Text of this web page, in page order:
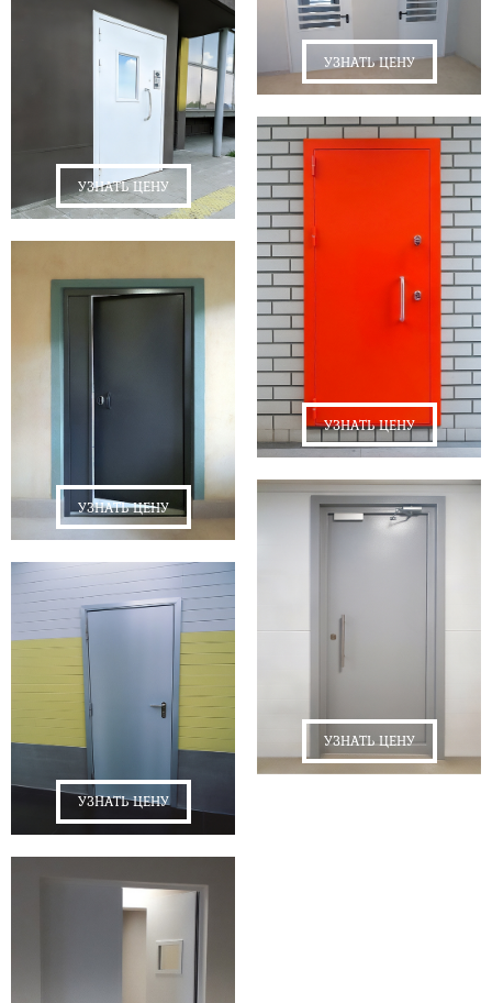
УЗНАТЬ ЦЕНУ
УЗНАТЬ ЦЕНУ
УЗНАТЬ ЦЕНУ
УЗНАТЬ ЦЕНУ
УЗНАТЬ ЦЕНУ
УЗНАТЬ ЦЕНУ